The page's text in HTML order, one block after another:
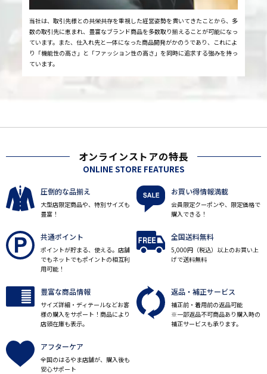
当社は、取引先様との共栄共存を重視した経営姿勢を貫いてきたことから、多
数の取引先に恵まれ、豊富なブランド商品を多数取り揃えることが可能になっ
ています。また、仕入れ先と一体になった商品開発がかのうであり、これによ
り「機能性の高さ」と「ファッション性の高さ」を同時に追求する強みを持っ
ています。
オンラインストアの特長
ONLINE STORE FEATURES
圧倒的な品揃え
大型店限定商品や、特別サイズも
豊富！
お買い得情報満載
会員限定クーポンや、限定価格で
購入できる！
共通ポイント
ポイントが貯まる、使える。店舗
でもネットでもポイントの相互利
用可能！
全国送料無料
5,000円（税込）以上のお買い上
げで送料無料
豊富な商品情報
サイズ詳細・ディテールなどお客
様の購入をサポート！商品により
店頭在庫も表示。
返品・補正サービス
補正前・着用前の返品可能
※一部返品不可商品あり購入時の
補正サービスも承ります。
アフターケア
全国のはるやま店舗が、購入後も
安心サポート